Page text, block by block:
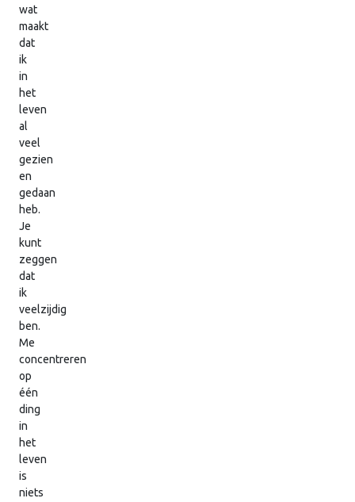
wat
maakt
dat
ik
in
het
leven
al
veel
gezien
en
gedaan
heb.
Je
kunt
zeggen
dat
ik
veelzijdig
ben.
Me
concentreren
op
één
ding
in
het
leven
is
niets